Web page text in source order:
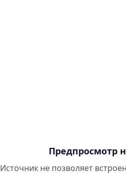
Предпросмотр
Источник не позволяет